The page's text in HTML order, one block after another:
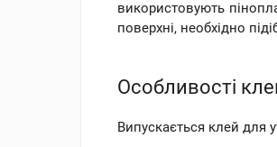
використовують
поверхні, необхідно
Особливості
Випускається клей для